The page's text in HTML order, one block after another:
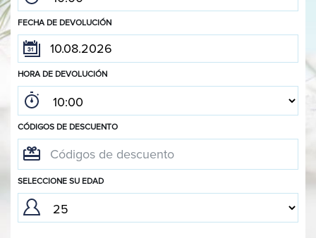
FECHA DE DEVOLUCIÓN
HORA DE DEVOLUCIÓN
CÓDIGOS DE DESCUENTO
SELECCIONE SU EDAD